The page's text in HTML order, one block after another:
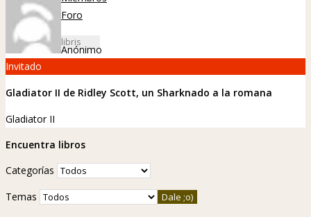
Foro
Anónimo
Invitado
Gladiator II de Ridley Scott, un Sharknado a la romana
Gladiator II
Encuentra libros
Categorías
Temas